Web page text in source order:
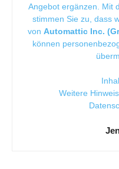
Angebot ergänzen. Mit
stimmen Sie zu, dass
von Automattic Inc.
können
Weitere